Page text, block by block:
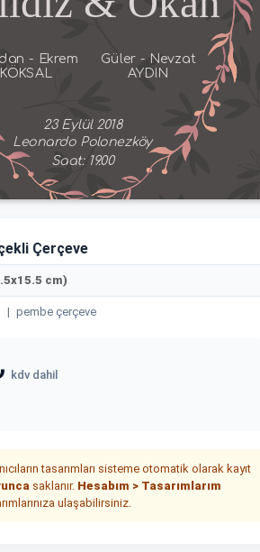
Çerçeve
cm)
| pembe çerçeve
kdv dahil
tasarımları sisteme otomatik olarak kayıt
saklanır. Hesabım > Tasarımlarım
ulaşabilirsiniz.